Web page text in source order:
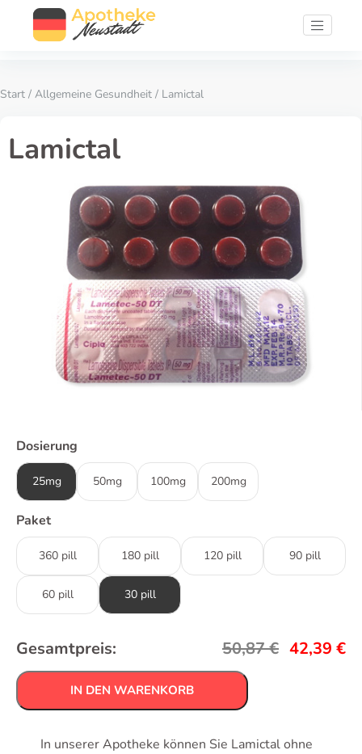
Start / Allgemeine Gesundheit / Lamictal
Lamictal
Dosierung
25mg 50mg 100mg 200mg
Paket
360 pill 180 pill 120 pill 90 pill
60 pill 30 pill
Gesamtpreis: 50,87€ 42,39 €
IN DEN WARENKORB
In unserer Apotheke können Sie Lamictal ohne